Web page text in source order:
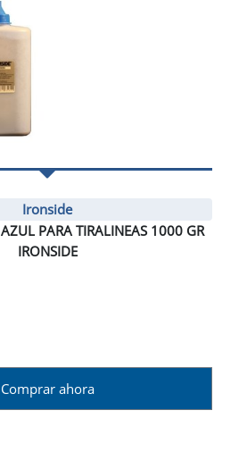
Ironside
PARA TIRALINEAS 1000 GR
IRONSIDE
Comprar ahora